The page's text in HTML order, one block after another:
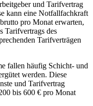
und Tarifvertrag
kann eine Notfallfachkraft
pro Monat erwarten,
Tarifvertrags des
Tarifverträgen
fallen häufig Schicht- und
werden. Diese
und Tarifvertrag
bis 600 € pro Monat